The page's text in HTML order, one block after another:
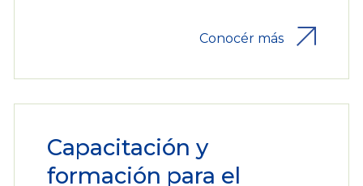
Conocér más
Capacitación y
formación para el